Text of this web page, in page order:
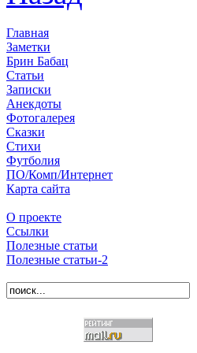
Главная
Заметки
Брин Бабац
Статьи
Записки
Анекдоты
Фотогалерея
Сказки
Стихи
Футболия
ПО/Комп/Интернет
Карта сайта
О проекте
Ссылки
Полезные статьи
Полезные статьи-2